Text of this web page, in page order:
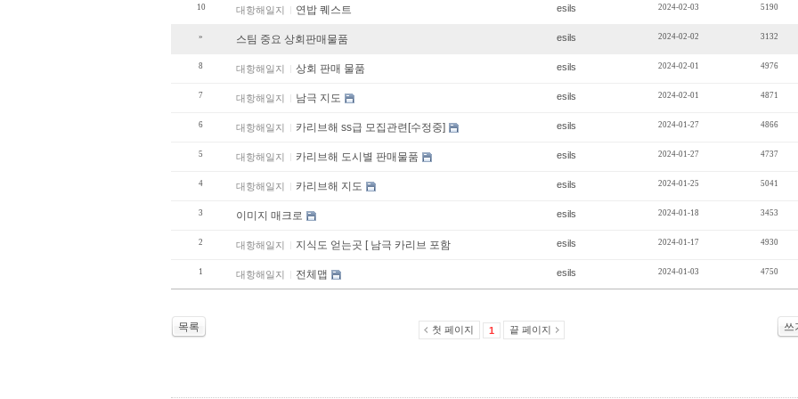
10 대항해일지 연밥 퀘스트 esils 2024-02-03 5190
» 스팀 중요 상회판매물품 esils 2024-02-02 3132
8 대항해일지 상회 판매 물품 esils 2024-02-01 4976
7 대항해일지 남극 지도 esils 2024-02-01 4871
6 대항해일지 카리브해 ss급 모집관련[수정중] esils 2024-01-27 4866
5 대항해일지 카리브해 도시별 판매물품 esils 2024-01-27 4737
4 대항해일지 카리브해 지도 esils 2024-01-25 5041
3 이미지 매크로 esils 2024-01-18 3453
2 대항해일지 지식도 얻는곳 [ 남극 카리브 포함 esils 2024-01-17 4930
1 대항해일지 전체맵 esils 2024-01-03 4750
목록 쓰
첫 페이지 1 끝 페이지